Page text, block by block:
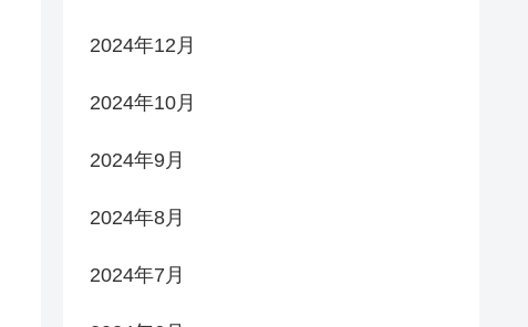
2024年12月
2024年10月
2024年9月
2024年8月
2024年7月